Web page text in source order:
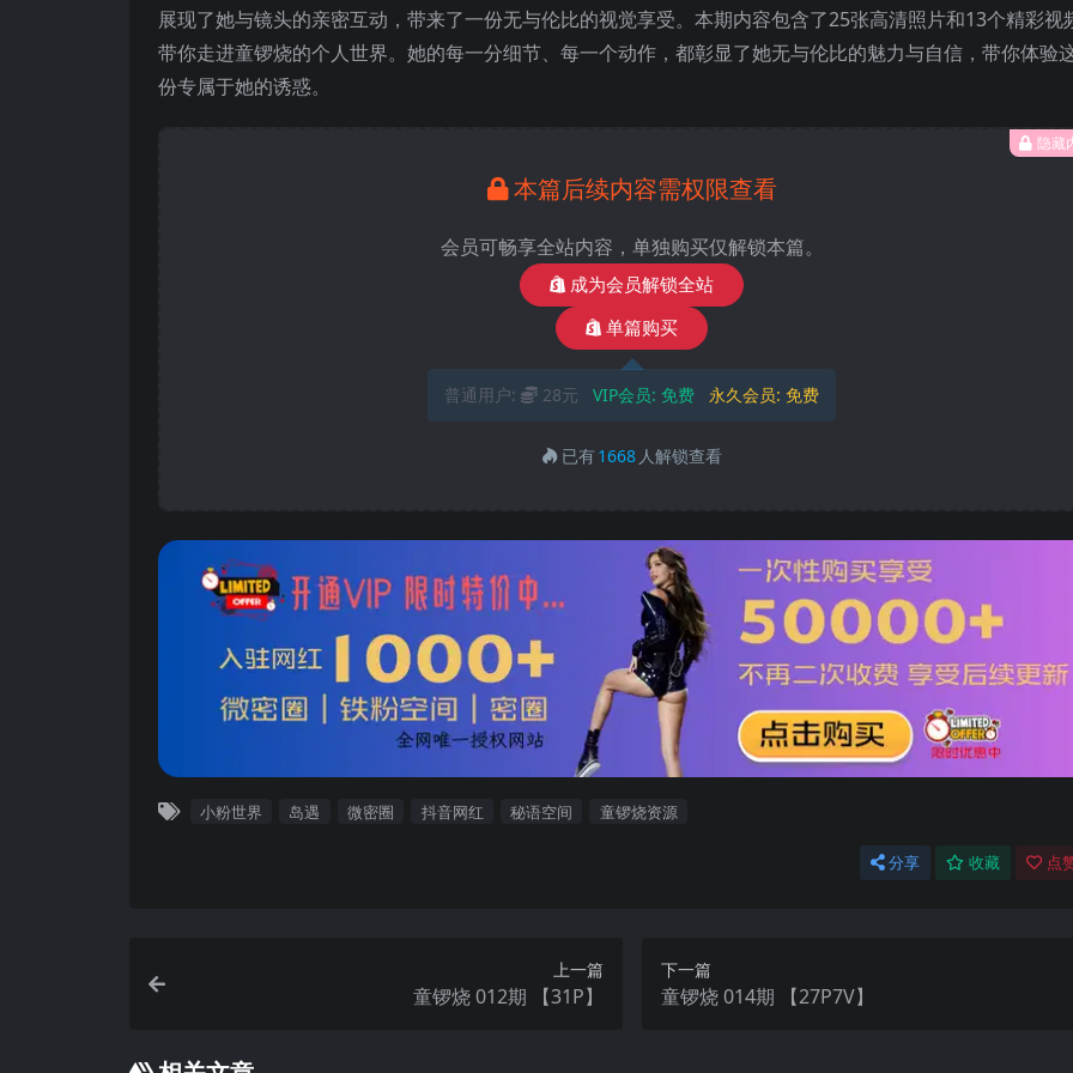
展现了她与镜头的亲密互动，带来了一份无与伦比的视觉享受。本期内容包含了25张高清照片和13个精彩视
带你走进童锣烧的个人世界。她的每一分细节、每一个动作，都彰显了她无与伦比的魅力与自信，带你体验
份专属于她的诱惑。
隐藏
本篇后续内容需权限查看
会员可畅享全站内容，单独购买仅解锁本篇。
成为会员解锁全站
单篇购买
普通用户: 28元 VIP会员: 免费 永久会员:免费
已有1668 人解锁查看
小粉世界 岛遇 微密圈 抖音网红 秘语空间 童锣烧资源
分享 收藏 点
上一篇
童锣烧 012期 【31P】
下一篇
童锣烧 014期 【27P7V】